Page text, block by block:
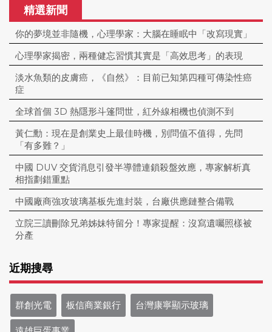
精選新聞
你的夢境並非隨機，心理學家：大腦在睡眠中「改寫現實」
心理學家揭密，兩種健忘習慣其實是「高效思考」的表現
淡水魚類的皮膚癌，《自然》：目前已知第四種可傳染性癌
症
全球首個 3D 熱隱形斗篷問世，紅外線相機也偵測不到
黃仁勳：現在是創業史上最佳時機，別問值不值得，先問
「有多難？」
中國 DUV 交貨消息引發半導體連鎖殺盤效應，專家解析真
相指劃錯重點
中國廠商強攻玻璃基板先進封裝，台廠供應鏈整合備戰
立院三讀刪除兄弟姊妹特留分！專家提醒：沒寫遺囑照樣被
分產
近期搜尋
群創光電 板信商業銀行 台灣康寧顯示玻璃